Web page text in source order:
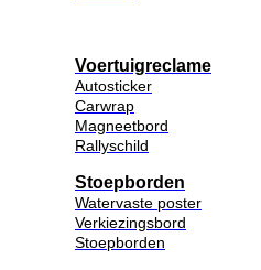
Voertuigreclame
Autosticker
Carwrap
Magneetbord
Rallyschild
Stoepborden
Watervaste poster
Verkiezingsbord
Stoepborden